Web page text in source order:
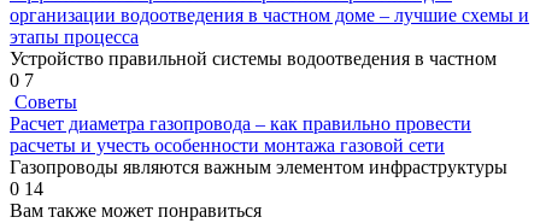
организации водоотведения в частном доме – лучшие схемы и
этапы процесса
Устройство правильной системы водоотведения в частном
0 7
Советы
Расчет диаметра газопровода – как правильно провести
расчеты и учесть особенности монтажа газовой сети
Газопроводы являются важным элементом инфраструктуры
0 14
Вам также может понравиться